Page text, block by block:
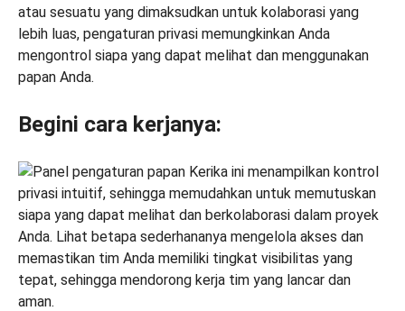
atau sesuatu yang dimaksudkan untuk kolaborasi yang
lebih luas, pengaturan privasi memungkinkan Anda
mengontrol siapa yang dapat melihat dan menggunakan
papan Anda.
Begini cara kerjanya: